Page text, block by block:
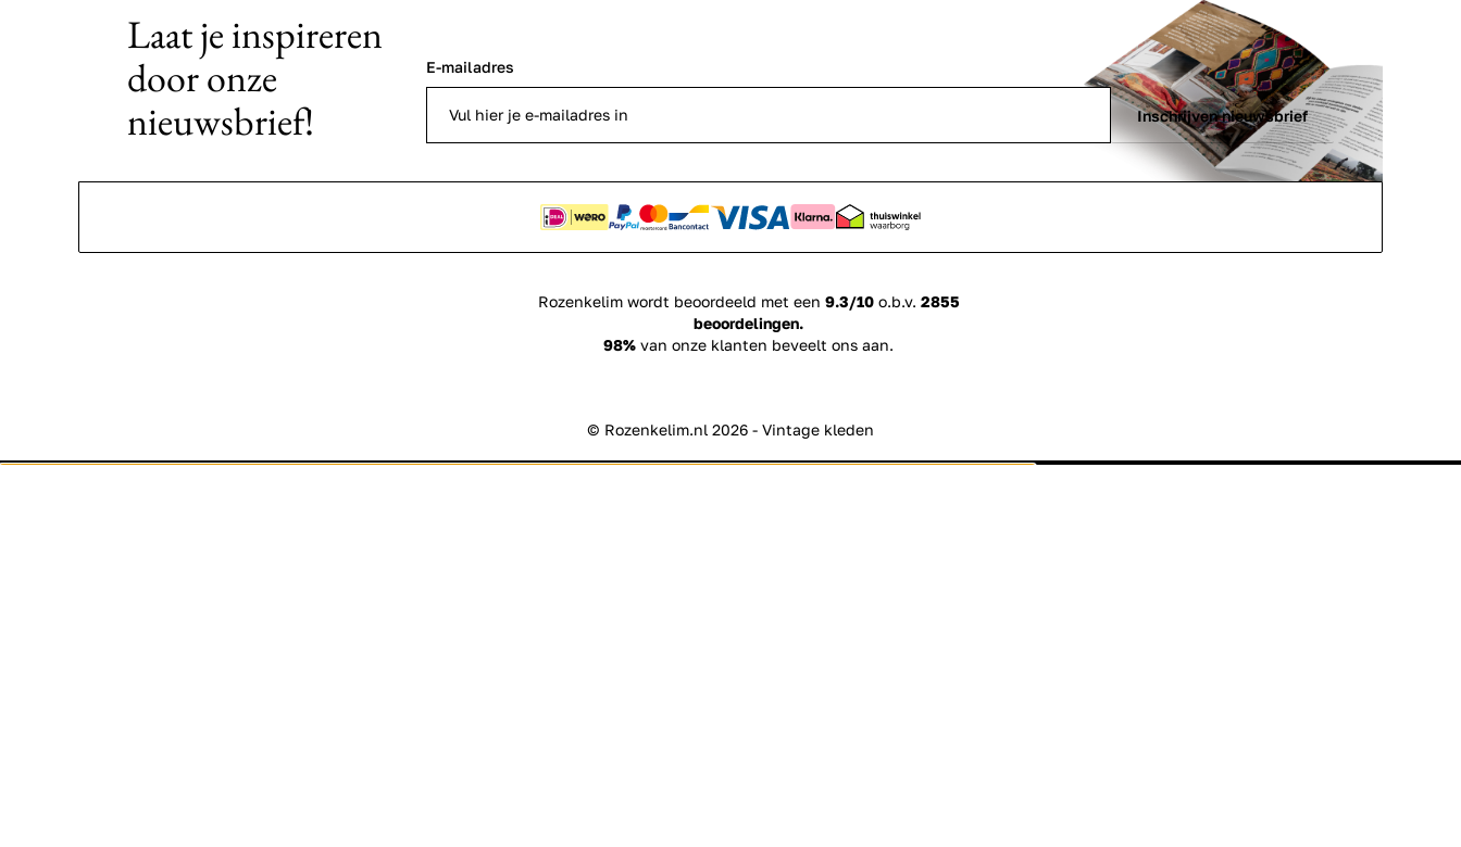
Laat je inspireren
door onze
nieuwsbrief!
E-mailadres
Inschrijven nieuwsbrief
Rozenkelim wordt beoordeeld met een 9.3/10o.b.v. 2855
beoordelingen.
98% van onze klanten beveelt ons aan.
© Rozenkelim.nl 2026 - Vintage kleden